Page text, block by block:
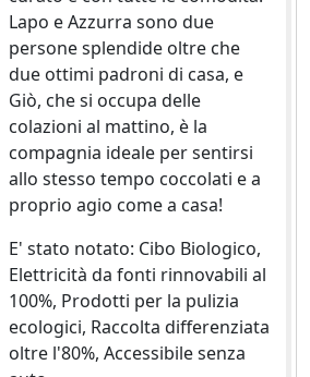
Lapo e Azzurra sono due
persone splendide oltre che
due ottimi padroni di casa, e
Giò, che si occupa delle
colazioni al mattino, è la
compagnia ideale per sentirsi
allo stesso tempo coccolati e a
proprio agio come a casa!
E' stato notato: Cibo Biologico,
Elettricità da fonti rinnovabili al
100%, Prodotti per la pulizia
ecologici, Raccolta differenziata
oltre l'80%, Accessibile senza